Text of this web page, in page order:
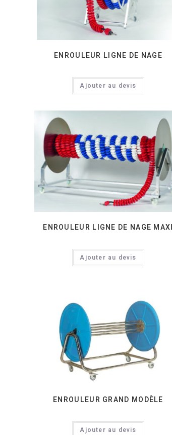
ENROULEUR LIGNE DE NAGE
Ajouter au devis
ENROULEUR LIGNE DE NAGE MAXI
Ajouter au devis
ENROULEUR GRAND MODÈLE
Ajouter au devis